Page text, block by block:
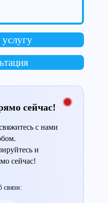
услугу
сейчас!
с нами
и
сейчас!
связи: